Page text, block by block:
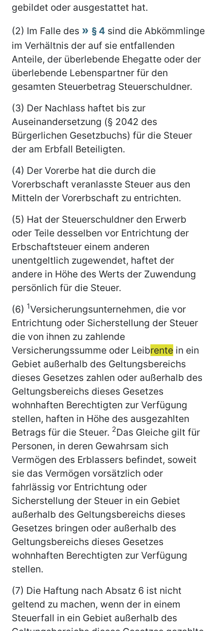
gebildet oder ausgestattet hat.
(2) Im Falle des
§ 4 sind die Abkömmlinge
im Verhältnis der auf sie entfallenden
Anteile, der überlebende Ehegatte oder der
überlebende Lebenspartner für den
gesamten Steuerbetrag Steuerschuldner.
(3) Der Nachlass haftet bis zur
Auseinandersetzung (§ 2042 des
Bürgerlichen Gesetzbuchs) für die Steuer
der am Erbfall Beteiligten.
(4) Der Vorerbe hat die durch die
Vorerbschaft veranlasste Steuer aus den
Mitteln der Vorerbschaft zu entrichten.
(5) Hat der Steuerschuldner den Erwerb
oder Teile desselben vor Entrichtung der
Erbschaftsteuer einem anderen
unentgeltlich zugewendet, haftet der
andere in Höhe des Werts der Zuwendung
persönlich für die Steuer.
(6) 1Versicherungsunternehmen, die vor
Entrichtung oder Sicherstellung der Steuer
die von ihnen zu zahlende
Versicherungssumme oder Leibrente in ein
Gebiet außerhalb des Geltungsbereichs
dieses Gesetzes zahlen oder außerhalb des
Geltungsbereichs dieses Gesetzes
wohnhaften Berechtigten zur Verfügung
stellen, haften in Höhe des ausgezahlten
Betrags für die Steuer. 2Das Gleiche gilt für
Personen, in deren Gewahrsam sich
Vermögen des Erblassers befindet, soweit
sie das Vermögen vorsätzlich oder
fahrlässig vor Entrichtung oder
Sicherstellung der Steuer in ein Gebiet
außerhalb des Geltungsbereichs dieses
Gesetzes bringen oder außerhalb des
Geltungsbereichs dieses Gesetzes
wohnhaften Berechtigten zur Verfügung
stellen.
(7) Die Haftung nach Absatz 6 ist nicht
geltend zu machen, wenn der in einem
Steuerfall in ein Gebiet außerhalb des